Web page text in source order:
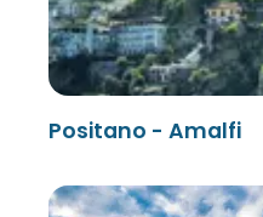
Positano - Amalfi